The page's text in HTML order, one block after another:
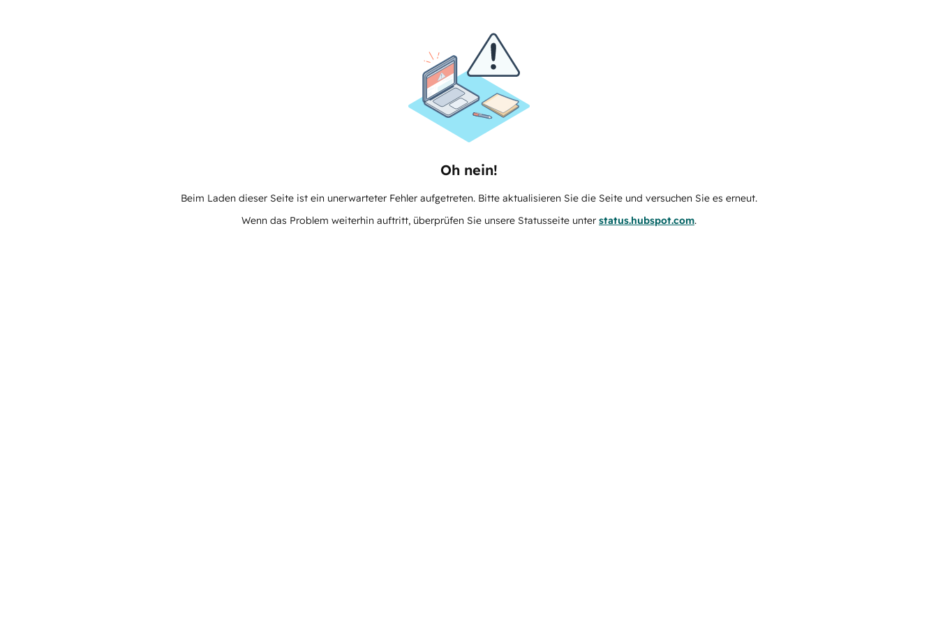
Oh nein!
Beim Laden dieser Seite ist ein unerwarteter Fehler aufgetreten. Bitte aktualisieren Sie die Seite und versuchen Sie es erneut.
Wenn das Problem weiterhin auftritt, überprüfen Sie unsere Statusseite unter status.hubspot.com.